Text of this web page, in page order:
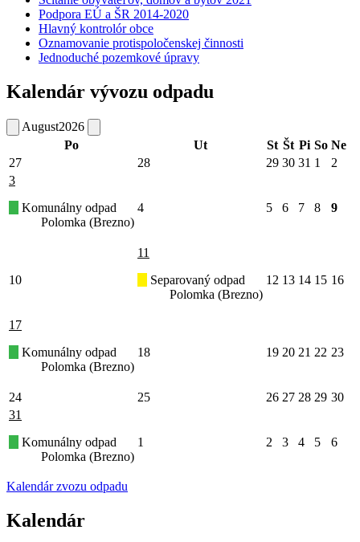
Podpora EÚ a ŠR 2014-2020
Hlavný kontrolór obce
Oznamovanie protispoločenskej činnosti
Jednoduché pozemkové úpravy
Kalendár vývozu odpadu
August2026
Po
Ut St Št Pi So Ne
27
28 29 30 31 1
2
3
Komunálny odpad
Polomka (Brezno)
4 5 6 7 8 9
10
11
Separovaný odpad
Polomka (Brezno)
12 13 14 15 16
17
Komunálny odpad
Polomka (Brezno)
18 19 20 21 22 23
24 25 26 27 28 29 30
31
Komunálny odpad
Polomka (Brezno)
1 2 3 4 5 6
Kalendár zvozu odpadu
Kalendár